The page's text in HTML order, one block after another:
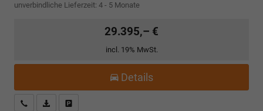
unverbindliche Lieferzeit: 4 - 5 Monate
29.395,– €
incl. 19% MwSt.
Details
Kostenloser Rückruf-Service
PDF-Datei, Fahrzeugexposé drucken